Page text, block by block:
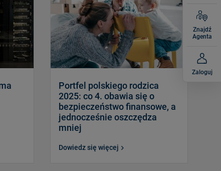
Portfel polskiego rodzica
2025: co 4. obawia się o
bezpieczeństwo finansowe, a
jednocześnie oszczędza
mniej
Dowiedz się więcej
Znajdź
Agenta
Zaloguj